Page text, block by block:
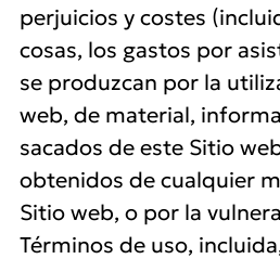
perjuicios y costes
cosas, los gastos por
se produzcan por la
web, de material,
sacados de este Sitio
obtenidos de cualquier
Sitio web, o por la
Términos de uso,